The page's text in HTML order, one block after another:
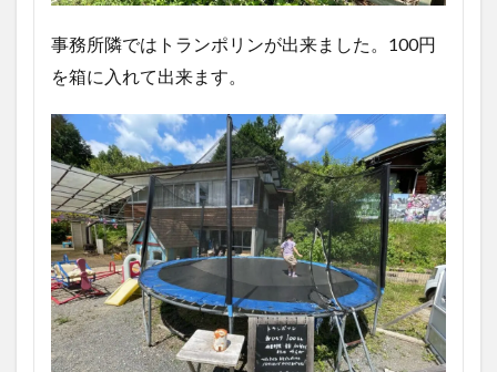
事務所隣ではトランポリンが出来ました。100円
を箱に入れて出来ます。